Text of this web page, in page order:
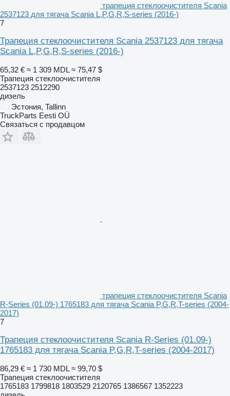
трапеция стеклоочистителя Scania
2537123 для тягача Scania L,P,G,R,S-series (2016-)
7
Трапеция стеклоочистителя Scania 2537123 для тягача
Scania L,P,G,R,S-series (2016-)
65,32 € ≈ 1 309 MDL ≈ 75,47 $
Трапеция стеклоочистителя
2537123 2512290
дизель
Эстония, Tallinn
TruckParts Eesti OÜ
Связаться с продавцом
трапеция стеклоочистителя Scania
R-Series (01.09-) 1765183 для тягача Scania P,G,R,T-series (2004-
2017)
7
Трапеция стеклоочистителя Scania R-Series (01.09-)
1765183 для тягача Scania P,G,R,T-series (2004-2017)
86,29 € ≈ 1 730 MDL ≈ 99,70 $
Трапеция стеклоочистителя
1765183 1799818 1803529 2120765 1386567 1352223